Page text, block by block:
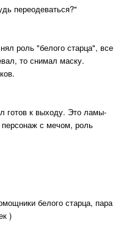
переодеваться?"
роль "белого старца", все
то снимал маску.
готов к выходу. Это ламы-
с мечом, роль
белого старца, пара
)